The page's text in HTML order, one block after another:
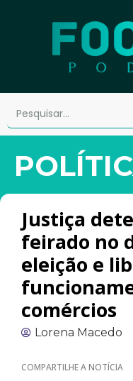
Justiça
feirado no
eleição e
comércios
Lorena Macedo
COMPARTILHE A NOTÍCIA